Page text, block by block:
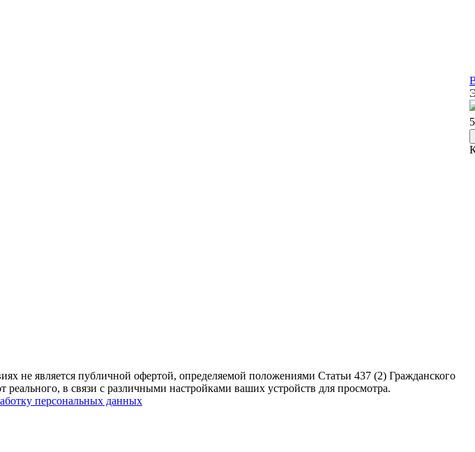
не является публичной офертой, определяемой положениями Статьи 437 (2) Гражданского
в связи с различными настройками ваших устройств для просмотра.
персональных данных